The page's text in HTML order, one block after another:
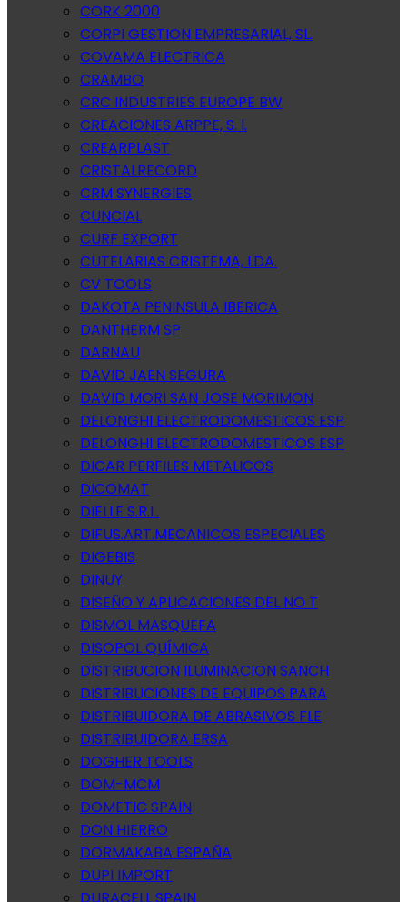
CORK 2000
CORPI GESTION EMPRESARIAL, SL.
COVAMA ELECTRICA
CRAMBO
CRC INDUSTRIES EUROPE BW
CREACIONES ARPPE, S. l.
CREARPLAST
CRISTALRECORD
CRM SYNERGIES
CUNCIAL
CURF EXPORT
CUTELARIAS CRISTEMA, LDA.
CV TOOLS
DAKOTA PENINSULA IBERICA
DANTHERM SP
DARNAU
DAVID JAEN SEGURA
DAVID MORI SAN JOSE MORIMON
DELONGHI ELECTRODOMESTICOS ESP
DELONGHI ELECTRODOMESTICOS ESP
DICAR PERFILES METALICOS
DICOMAT
DIELLE S.R.L.
DIFUS.ART.MECANICOS ESPECIALES
DIGEBIS
DINUY
DISEÑO Y APLICACIONES DEL NO T
DISMOL MASQUEFA
DISOPOL QUÍMICA
DISTRIBUCION ILUMINACION SANCH
DISTRIBUCIONES DE EQUIPOS PARA
DISTRIBUIDORA DE ABRASIVOS FLE
DISTRIBUIDORA ERSA
DOGHER TOOLS
DOM-MCM
DOMETIC SPAIN
DON HIERRO
DORMAKABA ESPAÑA
DUPI IMPORT